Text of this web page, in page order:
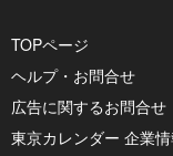
TOPページ
ヘルプ・お問合せ
広告に関するお問合せ
東京カレンダー 企業